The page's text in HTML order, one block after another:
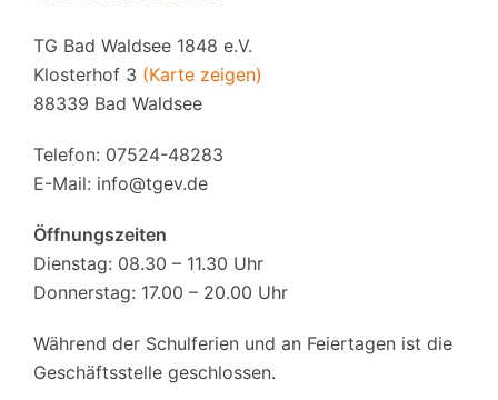
TG Bad Waldsee 1848 e.V.
Klosterhof 3 (Karte zeigen)
88339 Bad Waldsee
Telefon: 07524-48283
E-Mail: info@tgev.de
Öffnungszeiten
Dienstag: 08.30 – 11.30 Uhr
Donnerstag: 17.00 – 20.00 Uhr
Während der Schulferien und an Feiertagen ist die
Geschäftsstelle geschlossen.